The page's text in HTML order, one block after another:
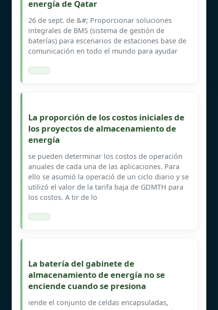
energía de Qatar
26 de sept. de &#; Proporcionar soluciones
integrales de BMS (sistema de gestión de
baterías) para escenarios de estaciones base de
comunicación en todo el mundo para ayudar
La proporción de los costos iniciales de
los proyectos de almacenamiento de
energía
se pueden determinar los costos de operación
anuales de cada una de las aplicaciones. Para
ello se asumió la operació de un ciclo diario y se
utilizó el valor de la tarifa baja de GDMTH para
los costos. A tir de lo
La batería del gabinete de
almacenamiento de energía no se
enciende cuando se presiona
iende el conjunto de celdas encapsuladas,